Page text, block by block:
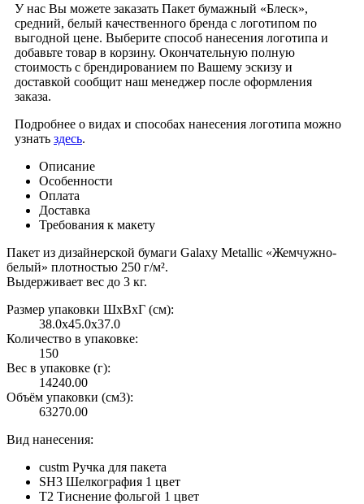
У нас Вы можете заказать Пакет бумажный «Блеск»,
средний, белый качественного бренда с логотипом по
выгодной цене. Выберите способ нанесения логотипа и
добавьте товар в корзину. Окончательную полную
стоимость с брендированием по Вашему эскизу и
доставкой сообщит наш менеджер после оформления
заказа.
Подробнее о видах и способах нанесения логотипа можно
узнать здесь.
Описание
Особенности
Оплата
Доставка
Требования к макету
Пакет из дизайнерской бумаги Galaxy Metallic «Жемчужно-
белый» плотностью 250 г/м².
Выдерживает вес до 3 кг.
Размер упаковки ШxВxГ (см):
38.0x45.0x37.0
Количество в упаковке:
150
Вес в упаковке (г):
14240.00
Объём упаковки (см3):
63270.00
Вид нанесения:
custm Ручка для пакета
SH3 Шелкография 1 цвет
T2 Тиснение фольгой 1 цвет